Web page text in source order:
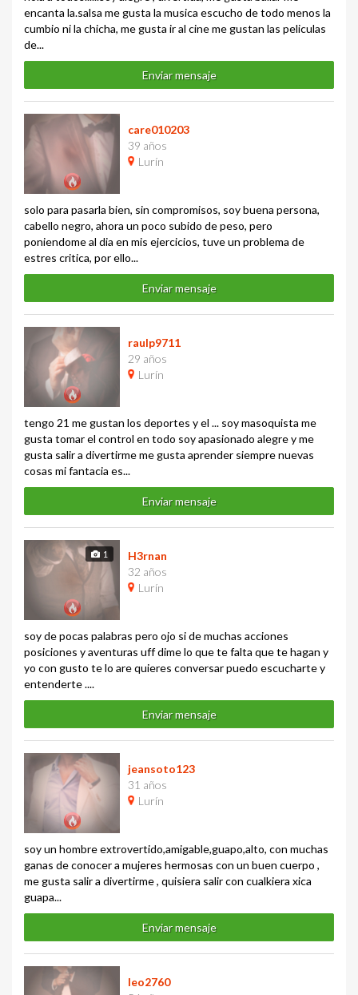
encanta la.salsa me gusta la musica escucho de todo menos la
cumbio ni la chicha, me gusta ir al cine me gustan las peliculas
de...
Enviar mensaje
care010203
39 años
Lurín
solo para pasarla bien, sin compromisos, soy buena persona,
cabello negro, ahora un poco subido de peso, pero
poniendome al dia en mis ejercicios, tuve un problema de
estres critica, por ello...
Enviar mensaje
raulp9711
29 años
Lurín
tengo 21 me gustan los deportes y el ... soy masoquista me
gusta tomar el control en todo soy apasionado alegre y me
gusta salir a divertirme me gusta aprender siempre nuevas
cosas mi fantacia es...
Enviar mensaje
1
H3rnan
32 años
Lurín
soy de pocas palabras pero ojo si de muchas acciones
posiciones y aventuras uff dime lo que te falta que te hagan y
yo con gusto te lo are quieres conversar puedo escucharte y
entenderte ....
Enviar mensaje
jeansoto123
31 años
Lurín
soy un hombre extrovertido,amigable,guapo,alto, con muchas
ganas de conocer a mujeres hermosas con un buen cuerpo ,
me gusta salir a divertirme , quisiera salir con cualkiera xica
guapa...
Enviar mensaje
leo2760